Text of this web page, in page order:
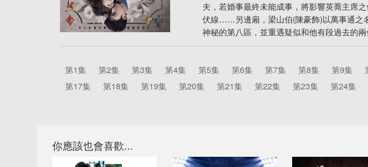
夫，若婚事最終未能成事，將影響英喬主席
伏線……另邊廂，梁山伯(陳豪飾)以萬事通之
神秘的第八區，並重遇疑似和他有段過去的
第1集 第2集 第3集 第4集 第5集 第6集 第7集 第8集 第9集
第17集
第18集 第19集 第20集 第21集 第22集 第23集 第24集
你應該也會喜歡...